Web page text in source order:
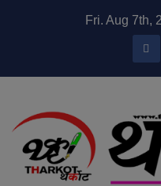
Fri. Aug 7th,